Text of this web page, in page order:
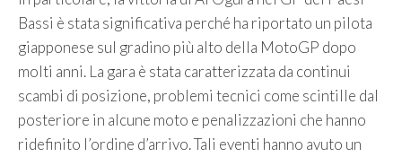
Bassi è stata significativa perché ha riportato un pilota
giapponese sul gradino più alto della MotoGP dopo
molti anni. La gara è stata caratterizzata da continui
scambi di posizione, problemi tecnici come scintille dal
posteriore in alcune moto e penalizzazioni che hanno
ridefinito l’ordine d’arrivo. Tali eventi hanno avuto un